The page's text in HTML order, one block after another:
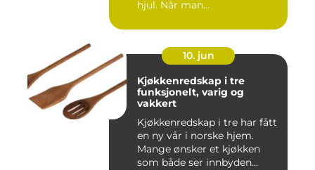
hjul. Når man...
10. jun
Kjøkkenredskap i tre
funksjonelt, varig og
vakkert
Kjøkkenredskap i tre har fått
en ny vår i norske hjem.
Mange ønsker et kjøkken
som både ser innbyden...